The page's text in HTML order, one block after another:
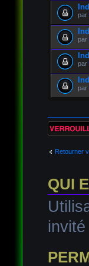
par
par
par
par
Forum
Retourner
QUI
invité